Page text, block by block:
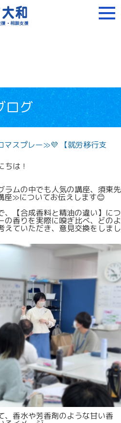
障がいをお持ちの方へ
ログ
マスプレー≫💜 【就労移行支
は！
ラムの中でも人気の講座、須東先
座≫についてお伝えします😊
、【合成香料と精油の違い】につ
の香りを実際に嗅ぎ比べ、どのよ
えていただき、意見交換をしまし
、香水や芳香剤のような甘い香